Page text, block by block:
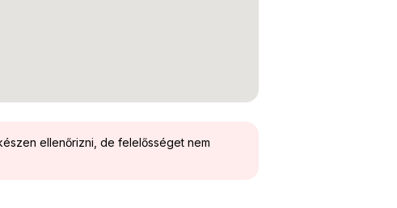
ellenőrizni, de felelősséget nem